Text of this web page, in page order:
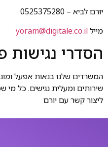
יורם לביא – 0525375280
מיילyoram@digitale.co.il
הסדרי נגישות
המשרדים שלנו בנאות אפעל
שירותים ומעלית נגישים. כל מי
ליצור קשר עם יורם